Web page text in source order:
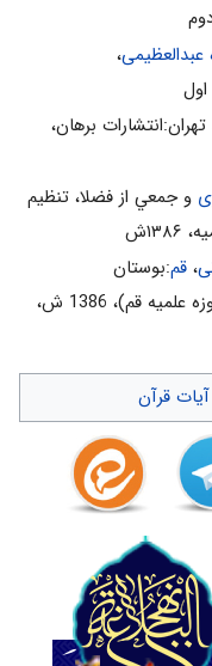
،
تهران:انتشارات برهان،
و جمعي از فضلا، تنظیم
، قم:بوستان
كتاب(انتشارات دفتر تبليغات اسلامي حوزه علميه قم)، 1386 ش‌،
قرآن